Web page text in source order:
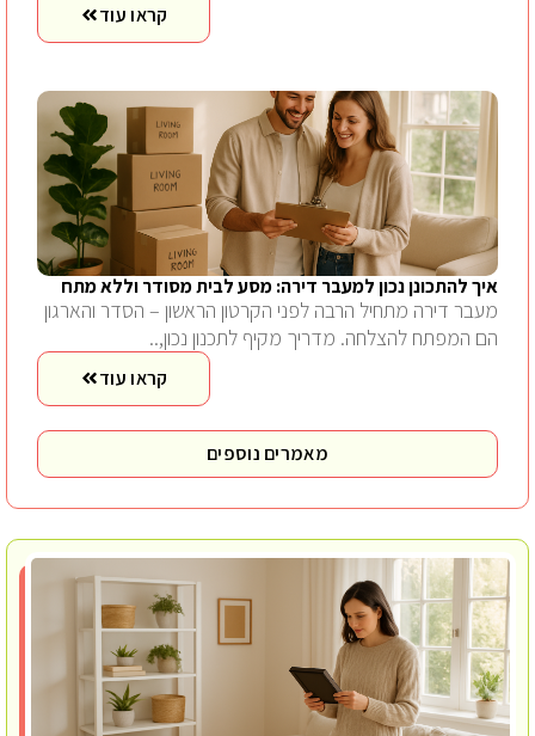
קראו עוד
איך להתכונן נכון למעבר דירה: מסע לבית מסודר וללא מתח
מעבר דירה מתחיל הרבה לפני הקרטון הראשון – הסדר והארגון
הם המפתח להצלחה. מדריך מקיף לתכנון נכון,..
קראו עוד
מאמרים נוספים